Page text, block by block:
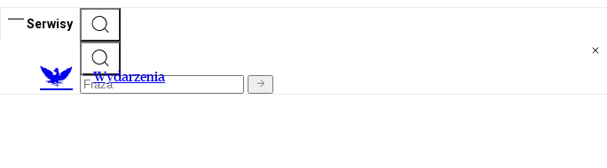
Serwisy
Wydarzenia